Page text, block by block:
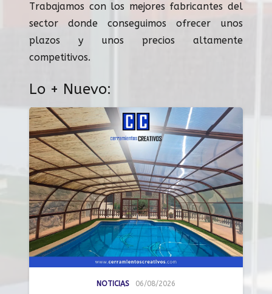
Trabajamos con los mejores fabricantes del
sector donde conseguimos ofrecer unos
plazos y unos precios altamente
competitivos.
Lo + Nuevo:
NOTICIAS 06/08/2026